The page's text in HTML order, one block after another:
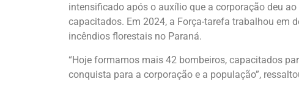
intensificado após o auxílio que a corporação deu
capacitados. Em 2024, a Força-tarefa trabalhou em
incêndios florestais no Paraná.
“Hoje formamos mais 42 bombeiros, capacitados
conquista para a corporação e a população”,